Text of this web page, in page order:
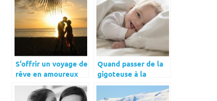
S’offrir un voyage de
rêve en amoureux
dans la Guadeloupe
Quand passer de la
gigoteuse à la
couverture ?